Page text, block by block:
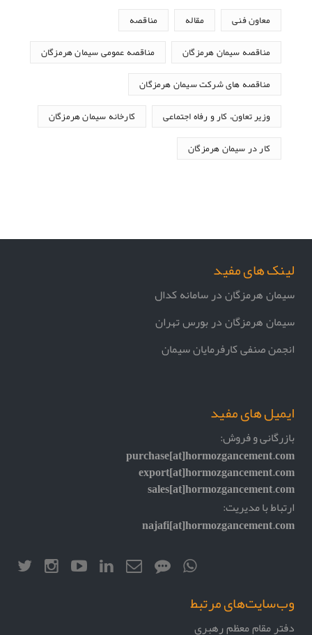
معاون فنی مقاله مناقصه
مناقصه سیمان هرمزگان مناقصه عمومی سیمان هرمزگان
مناقصه های شرکت سیمان هرمزگان
وزیر تعاون، کار و رفاه اجتماعی کارخانه سیمان هرمزگان
کار در سیمان هرمزگان
لینک های مفید
سیمان هرمزگان در سامانه کدال
سیمان هرمزگان در بورس تهران
انجمن صنفی کارفرمایان سیمان
ایمیل های مفید
بازرگانی و فروش:
purchase[at]hormozgancement.com
export[at]hormozgancement.com
sales[at]hormozgancement.com
ارتباط با مدیریت:
najafi[at]hormozgancement.com
وب‌سایت‌های مرتبط
دفتر مقام معظم رهبری